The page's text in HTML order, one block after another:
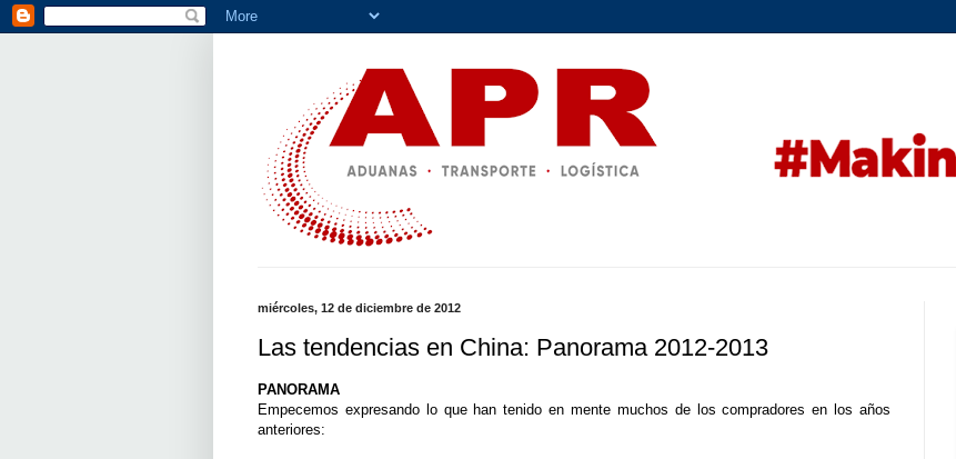
miércoles, 12 de diciembre de 2012
Las tendencias en China: Panorama 2012-2013
PANORAMA
Empecemos expresando lo que han tenido en mente muchos de los compradores en los años
anteriores: